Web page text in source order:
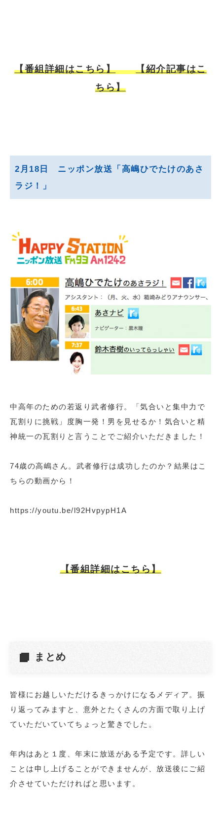
【番組詳細はこちら】
【紹介記事はこ
ちら】
2月18日 ニッポン放送「高嶋ひでたけのあさ
ラジ！」
中高年のための若返り武者修行。「気合いと集中力で
瓦割りに挑戦」度胸一発！男を見せるか！気合いと精
神統一の瓦割りと言うことでご紹介いただきました！
74歳の高嶋さん。武者修行は成功したのか？結果はこ
ちらの動画から！
https://youtu.be/l92HvpypH1A
【番組詳細はこちら】
まとめ
皆様にお越しいただけるきっかけになるメディア。振
り返ってみますと、意外とたくさんの方面で取り上げ
ていただいていてちょっと驚きでした。
年内はあと１度、年末に放送がある予定です。詳しい
ことは申し上げることができませんが、放送後にご紹
介させていただければと思います。